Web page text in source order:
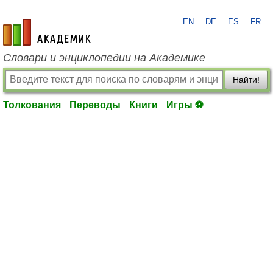
academic.ru
EN DE ES FR
Словари и энциклопедии на Академике
Найти!
Толкования Переводы Книги Игры ⚽